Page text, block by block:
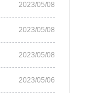
2023/05/08
2023/05/08
2023/05/08
2023/05/06